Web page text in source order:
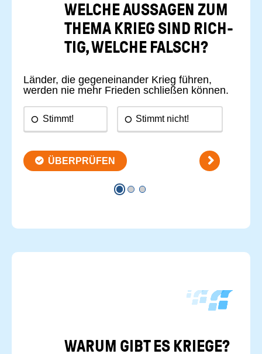
WEL­CHE AUS­SA­GEN ZUM
THEMA KRIEG SIND RICH­
TIG, WEL­CHE FALSCH?
WARUM GIBT ES KRIE­GE?